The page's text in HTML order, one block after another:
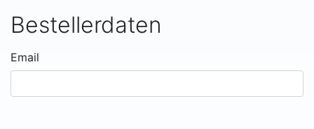
Bestellerdaten
Email